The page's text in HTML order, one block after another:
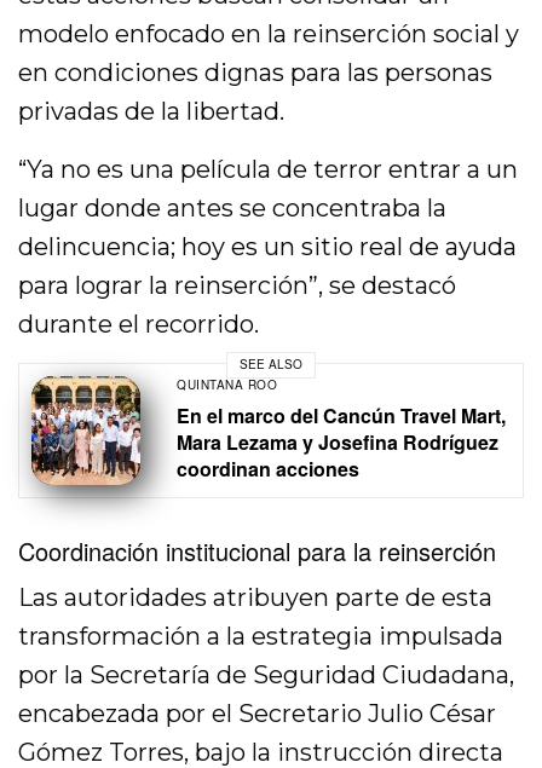
modelo enfocado en la reinserción social y
en condiciones dignas para las personas
privadas de la libertad.
“Ya no es una película de terror entrar a un
lugar donde antes se concentraba la
delincuencia; hoy es un sitio real de ayuda
para lograr la reinserción”, se destacó
durante el recorrido.
SEE ALSO
QUINTANA ROO
En el marco del Cancún Travel Mart,
Mara Lezama y Josefina Rodríguez
coordinan acciones
Coordinación institucional para la reinserción
Las autoridades atribuyen parte de esta
transformación a la estrategia impulsada
por la Secretaría de Seguridad Ciudadana,
encabezada por el Secretario Julio César
Gómez Torres, bajo la instrucción directa